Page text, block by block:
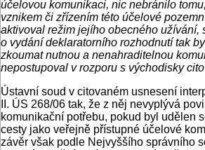
účelovou komunikaci, nic nebránilo
vznikem či zřízením této účelové
aktivoval režim jejího obecného užívání,
o vydání deklaratorního rozhodnutí tak
zkoumat nutnou a nenahraditelnou
nepostupoval v rozporu s východisky
Ústavní soud v citovaném usnesení
II. ÚS 268/06 tak, že z něj nevyplývá
komunikační potřebu, pokud byl udělen
cesty jako veřejně přístupné účelové
závěr však podle Nejvyššího správního